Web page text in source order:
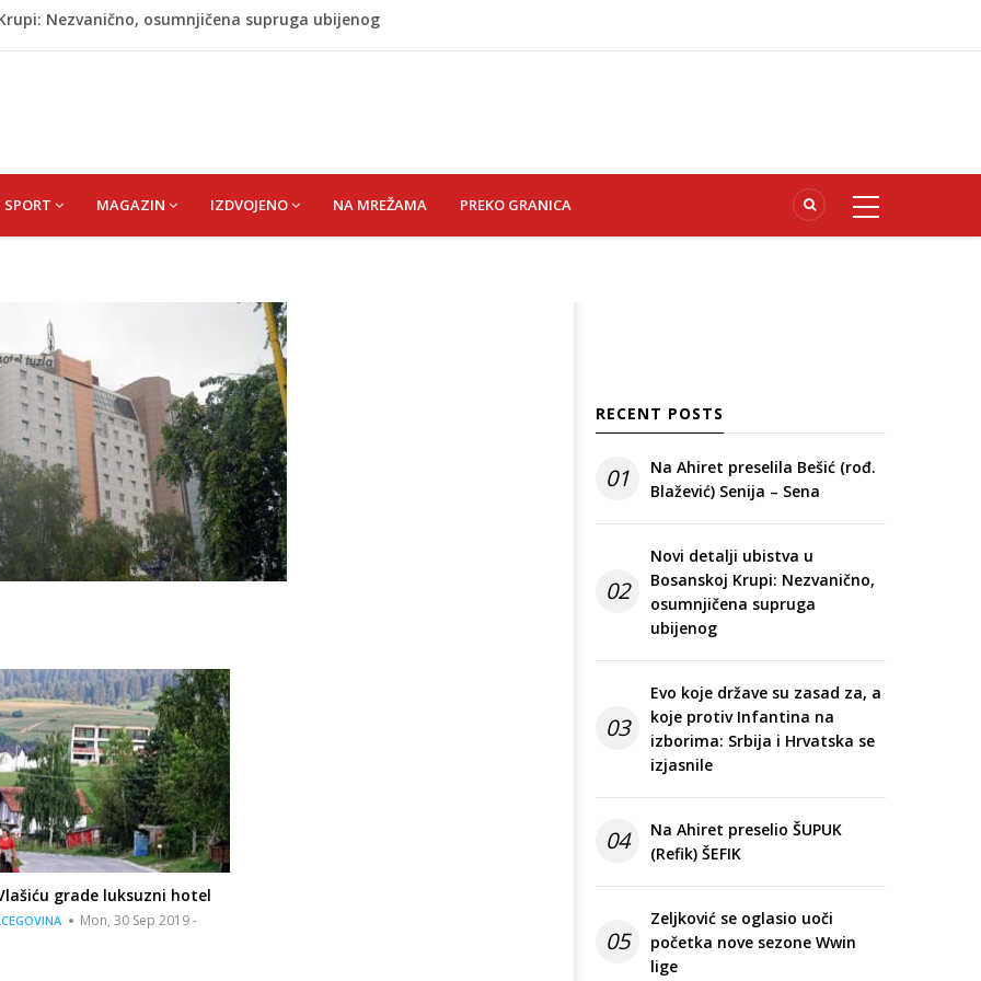
Nezvanično, osumnjičena supruga ubijenog
obilježavanja godišnjice: "Doživjela sam poniženje
sinu"
SPORT MAGAZIN IZDVOJENO NA MREŽAMA PREKO GRANICA
grade luksuzni hotel
Mon, 30 Sep 2019 -
RECENT POSTS
01
Na Ahiret preselila Bešić (rođ.
Blažević) Senija – Sena
02
Novi detalji ubistva u
Bosanskoj Krupi: Nezvanično,
osumnjičena supruga
ubijenog
03
Evo koje države su zasad za, a
koje protiv Infantina na
izborima: Srbija i Hrvatska se
izjasnile
04
Na Ahiret preselio ŠUPUK
(Refik) ŠEFIK
05
Zeljković se oglasio uoči
početka nove sezone Wwin
lige